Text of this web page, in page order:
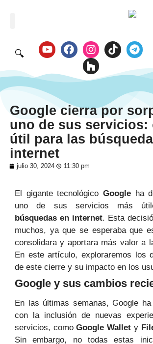
🔍
Google cierra por
uno de sus servicios:
útil para las
internet
julio 30, 2024 11:30 pm
El gigante tecnológico Google ha
uno de sus servicios más
búsquedas en internet. Esta
muchos, ya que se esperaba que
consolidara y aportara más valor a
En este artículo, exploraremos los
de este cierre y su impacto en los
Google y sus cambios
En las últimas semanas, Google
con la inclusión de nuevas
servicios, comoGoogle Wallet y
Sin embargo, no todas estas